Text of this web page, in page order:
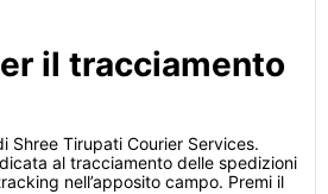
il tracciamento
Shree Tirupati Courier Services.
al tracciamento delle spedizioni
nell’apposito campo. Premi il